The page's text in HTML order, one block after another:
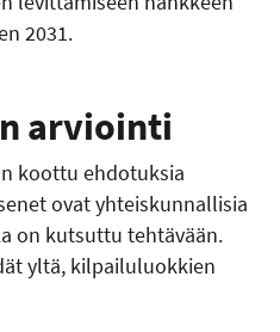
2031.
arviointi
koottu ehdotuksia
ovat yhteiskunnallisia
on kutsuttu tehtävään.
yltä, kilpailuluokkien